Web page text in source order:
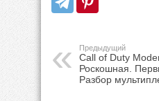
Предыдущий
Call of Duty
Роскошная.
Разбор